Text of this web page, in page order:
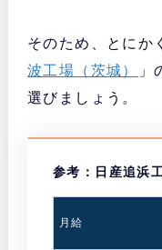
そのため、とにか
波工場（茨城）
」
選びましょう。
参考：日産追浜
月給